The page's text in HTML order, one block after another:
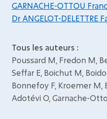
GARNACHE-OTTOU
Dr ANGELOT-DELETTRE
Tous les auteurs :
Poussard M, Fredon M,
Seffar E, Boichut M,
Bonnefoy F, Kroemer M,
Adotévi O, Garnache-